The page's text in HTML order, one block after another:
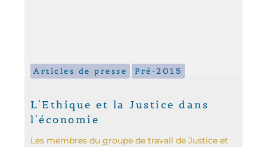
Articles de presse Pré-2015
L'Ethique et la Justice dans
l'économie
Les membres du groupe de travail de Justice et